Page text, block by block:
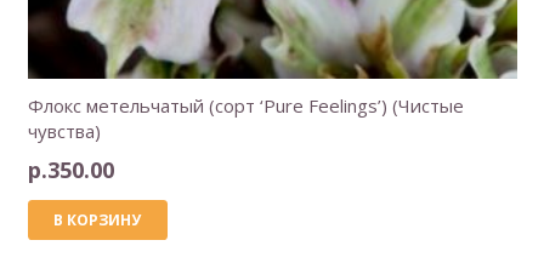
Флокс метельчатый (сорт ‘Pure Feelings’) (Чистые
чувства)
р.350.00
В КОРЗИНУ